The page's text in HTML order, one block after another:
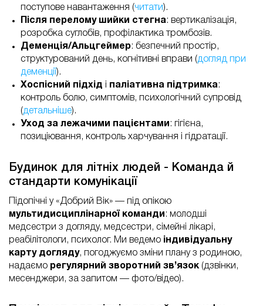
поступове навантаження (читати ).
Після перелому шийки стегна: вертикалізація,
розробка суглобів, профілактика тромбозів.
Деменція/Альцгеймер: безпечний простір,
структурований день, когнітивні вправи (догляд при
деменції ).
Хоспісний підхід
паліативна підтримка:
контроль болю, симптомів, психологічний супровід
(детальніше).
Уход за лежачими пацієнтами : гігієна,
позиціювання, контроль харчування і гідратації.
Будинок для літніх людей - Команда й
стандарти комунікації
Підопічні у «Добрий Вік» — під опікою
мультидисциплінарної команди : молодші
медсестри з догляду, медсестри, сімейні лікарі,
реабілітологи, психолог. Ми ведемо
індивідуальну
карту догляду, погоджуємо зміни плану з родиною,
надаємо регулярний зворотний зв’язок(дзвінки,
месенджери, за запитом — фото/відео).